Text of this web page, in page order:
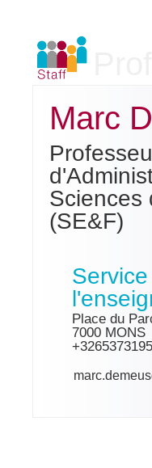
Marc
Sciences
(SE&F)
Place du
7000 MONS
+3265373195